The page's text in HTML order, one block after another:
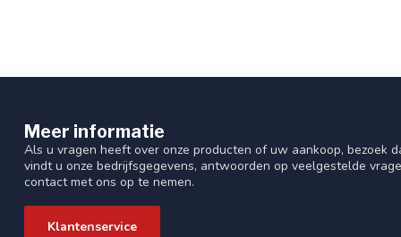
Meer informatie
Als u vragen heeft over onze producten of uw aankoop, bezoek
vindt u onze bedrijfsgegevens, antwoorden op veelgestelde
contact met ons op te nemen.
Klantenservice